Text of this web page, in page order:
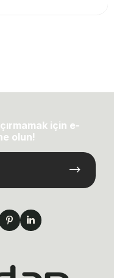
için e-
olun!